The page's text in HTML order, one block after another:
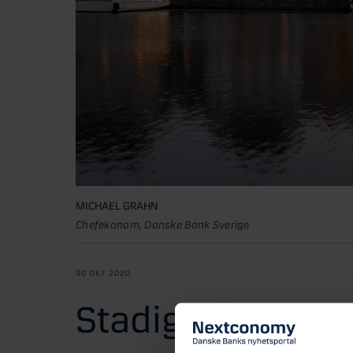
MICHAEL GRAHN
Chefekonom, Danske Bank Sverige
30 OKT 2020
Stadig